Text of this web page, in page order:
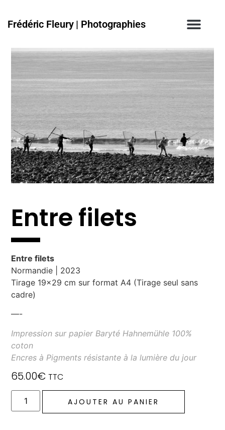
Frédéric Fleury | Photographies
Entre filets
Entre filets
Normandie | 2023
Tirage 19×29 cm sur format A4 (Tirage seul sans
cadre)
—-
Impression sur papier Baryté Hahnemühle 100%
coton
Encres à Pigments résistante à la lumière du jour
65.00€ TTC
AJOUTER AU PANIER